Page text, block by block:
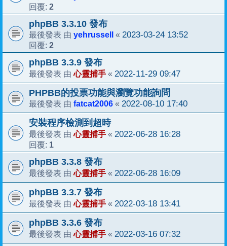
回覆: 2
phpBB 3.3.10 發布
最後發表 由 yehrussell « 2023-03-24 13:52
回覆: 2
phpBB 3.3.9 發布
最後發表 由心靈捕手 « 2022-11-29 09:47
PHPBB的投票功能與瀏覽功能詢問
最後發表 由 fatcat2006 « 2022-08-10 17:40
安裝程序檢測到超時
最後發表 由心靈捕手 « 2022-06-28 16:28
回覆: 1
phpBB 3.3.8 發布
最後發表 由心靈捕手 « 2022-06-28 16:09
phpBB 3.3.7 發布
最後發表 由心靈捕手 « 2022-03-18 13:41
phpBB 3.3.6 發布
最後發表 由心靈捕手 « 2022-03-16 07:32